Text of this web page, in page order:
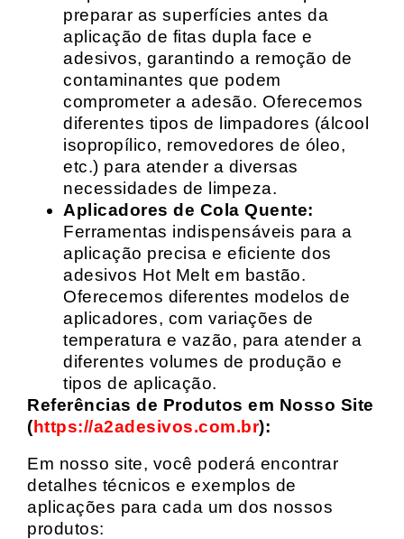
preparar as superfícies antes da
aplicação de fitas dupla face e
adesivos, garantindo a remoção de
contaminantes que podem
comprometer a adesão. Oferecemos
diferentes tipos de limpadores (álcool
isopropílico, removedores de óleo,
etc.) para atender a diversas
necessidades de limpeza.
Aplicadores de Cola Quente:
Ferramentas indispensáveis para a
aplicação precisa e eficiente dos
adesivos Hot Melt em bastão.
Oferecemos diferentes modelos de
aplicadores, com variações de
temperatura e vazão, para atender a
diferentes volumes de produção e
tipos de aplicação.
Referências de Produtos em Nosso Site
(https://a2adesivos.com.br):
Em nosso site, você poderá encontrar
detalhes técnicos e exemplos de
aplicações para cada um dos nossos
produtos: